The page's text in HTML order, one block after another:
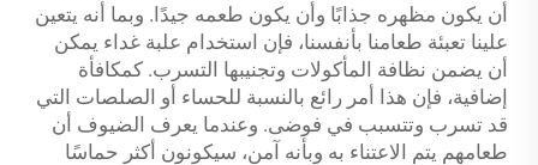
أن يكون مظهره جذابًا وأن يكون طعمه جيدًا. وبما أنه يتعين
علينا تعبئة طعامنا بأنفسنا، فإن استخدام علبة غداء يمكن
أن يضمن نظافة المأكولات وتجنيبها التسرب. كمكافأة
إضافية، فإن هذا أمر رائع بالنسبة للحساء أو الصلصات التي
قد تسرب وتتسبب في فوضى. وعندما يعرف الضيوف أن
طعامهم يتم الاعتناء به وبأنه آمن، سيكونون أكثر حماسًا